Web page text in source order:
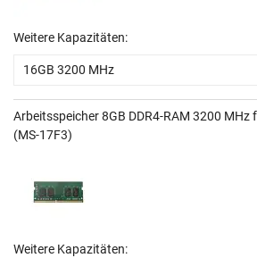
Weitere Kapazitäten:
16GB 3200 MHz
Arbeitsspeicher 8GB DDR4-RAM 3200 MHz
(MS-17F3)
Weitere Kapazitäten: